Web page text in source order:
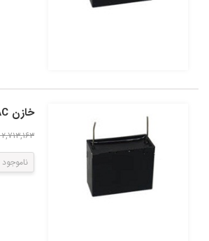
خازن 3UF/450VAC
۲,۷۱۳,۱۶۳ ریال
ناموجود